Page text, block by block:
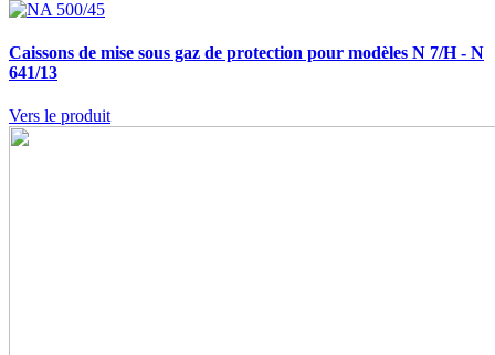
Caissons de mise sous gaz de protection pour modèles N 7/H - N
641/13
Vers le produit